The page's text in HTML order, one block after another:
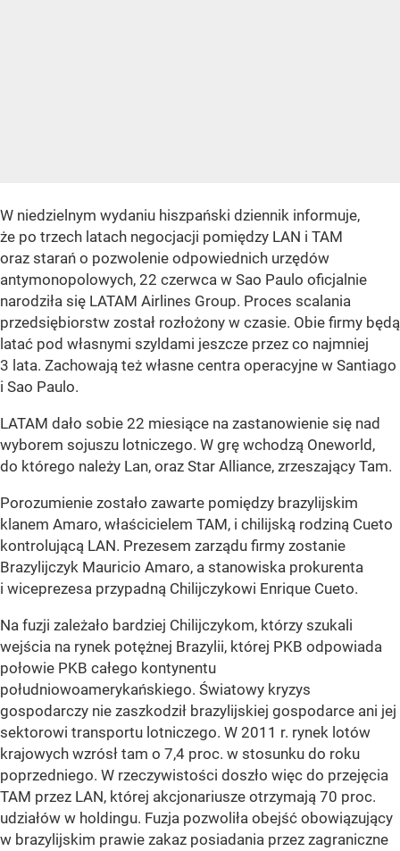
W niedzielnym wydaniu hiszpański dziennik informuje,
że po trzech latach negocjacji pomiędzy LAN i TAM
oraz starań o pozwolenie odpowiednich urzędów
antymonopolowych, 22 czerwca w Sao Paulo oficjalnie
narodziła się LATAM Airlines Group. Proces scalania
przedsiębiorstw został rozłożony w czasie. Obie firmy będą
latać pod własnymi szyldami jeszcze przez co najmniej
3 lata. Zachowają też własne centra operacyjne w Santiago
i Sao Paulo.
LATAM dało sobie 22 miesiące na zastanowienie się nad
wyborem sojuszu lotniczego. W grę wchodzą Oneworld,
do którego należy Lan, oraz Star Alliance, zrzeszający Tam.
Porozumienie zostało zawarte pomiędzy brazylijskim
klanem Amaro, właścicielem TAM, i chilijską rodziną Cueto
kontrolującą LAN. Prezesem zarządu firmy zostanie
Brazylijczyk Mauricio Amaro, a stanowiska prokurenta
i wiceprezesa przypadną Chilijczykowi Enrique Cueto.
Na fuzji zależało bardziej Chilijczykom, którzy szukali
wejścia na rynek potężnej Brazylii, której PKB odpowiada
połowie PKB całego kontynentu
południowoamerykańskiego. Światowy kryzys
gospodarczy nie zaszkodził brazylijskiej gospodarce ani jej
sektorowi transportu lotniczego. W 2011 r. rynek lotów
krajowych wzrósł tam o 7,4 proc. w stosunku do roku
poprzedniego. W rzeczywistości doszło więc do przejęcia
TAM przez LAN, której akcjonariusze otrzymają 70 proc.
udziałów w holdingu. Fuzja pozwoliła obejść obowiązujący
w brazylijskim prawie zakaz posiadania przez zagraniczne